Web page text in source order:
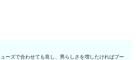
ーズで合わせても良し、男らしさを増したければブー